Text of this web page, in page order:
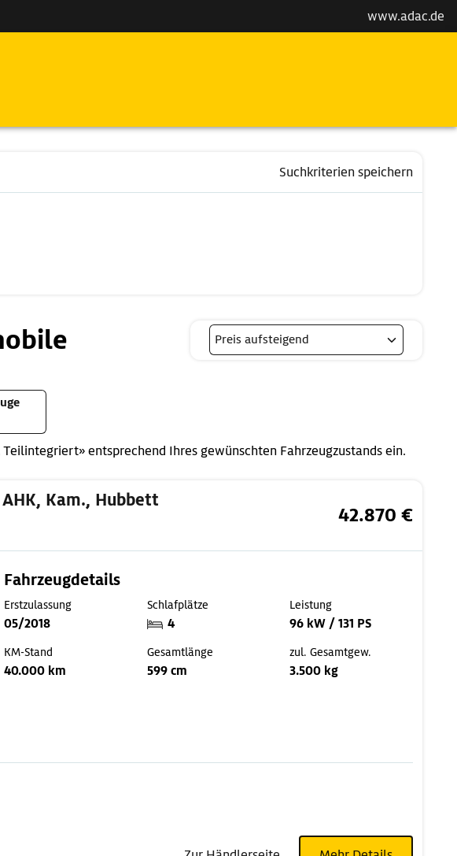
www.adac.de
Suchkriterien speichern
entsprechend Ihres gewünschten Fahrzeugzustands ein.
AHK, Kam., Hubbett
42.870 €
Fahrzeugdetails
Erstzulassung
05/2018
Schlafplätze
4
Leistung
96 kW / 131 PS
KM-Stand
40.000 km
Gesamtlänge
599 cm
zul. Gesamtgew.
3.500 kg